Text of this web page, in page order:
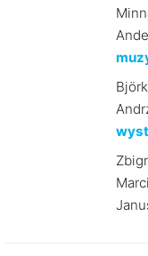
Björk